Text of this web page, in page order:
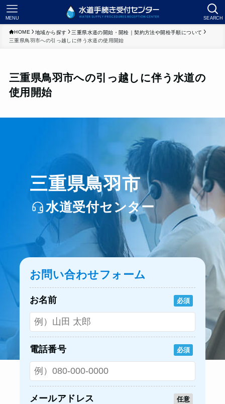
SEARCH
MENU
HOME 地域から探す
三重県水道の開始・開栓｜契約方法や開栓手順について
三重県鳥羽市への引っ越しに伴う水道の使用開始
三重県鳥羽市への引っ越しに伴う水道の
使用開始
三重県鳥羽市
水道受付センター
お問い合わせフォーム
お名前 必須
電話番号 必須
メールアドレス 任意